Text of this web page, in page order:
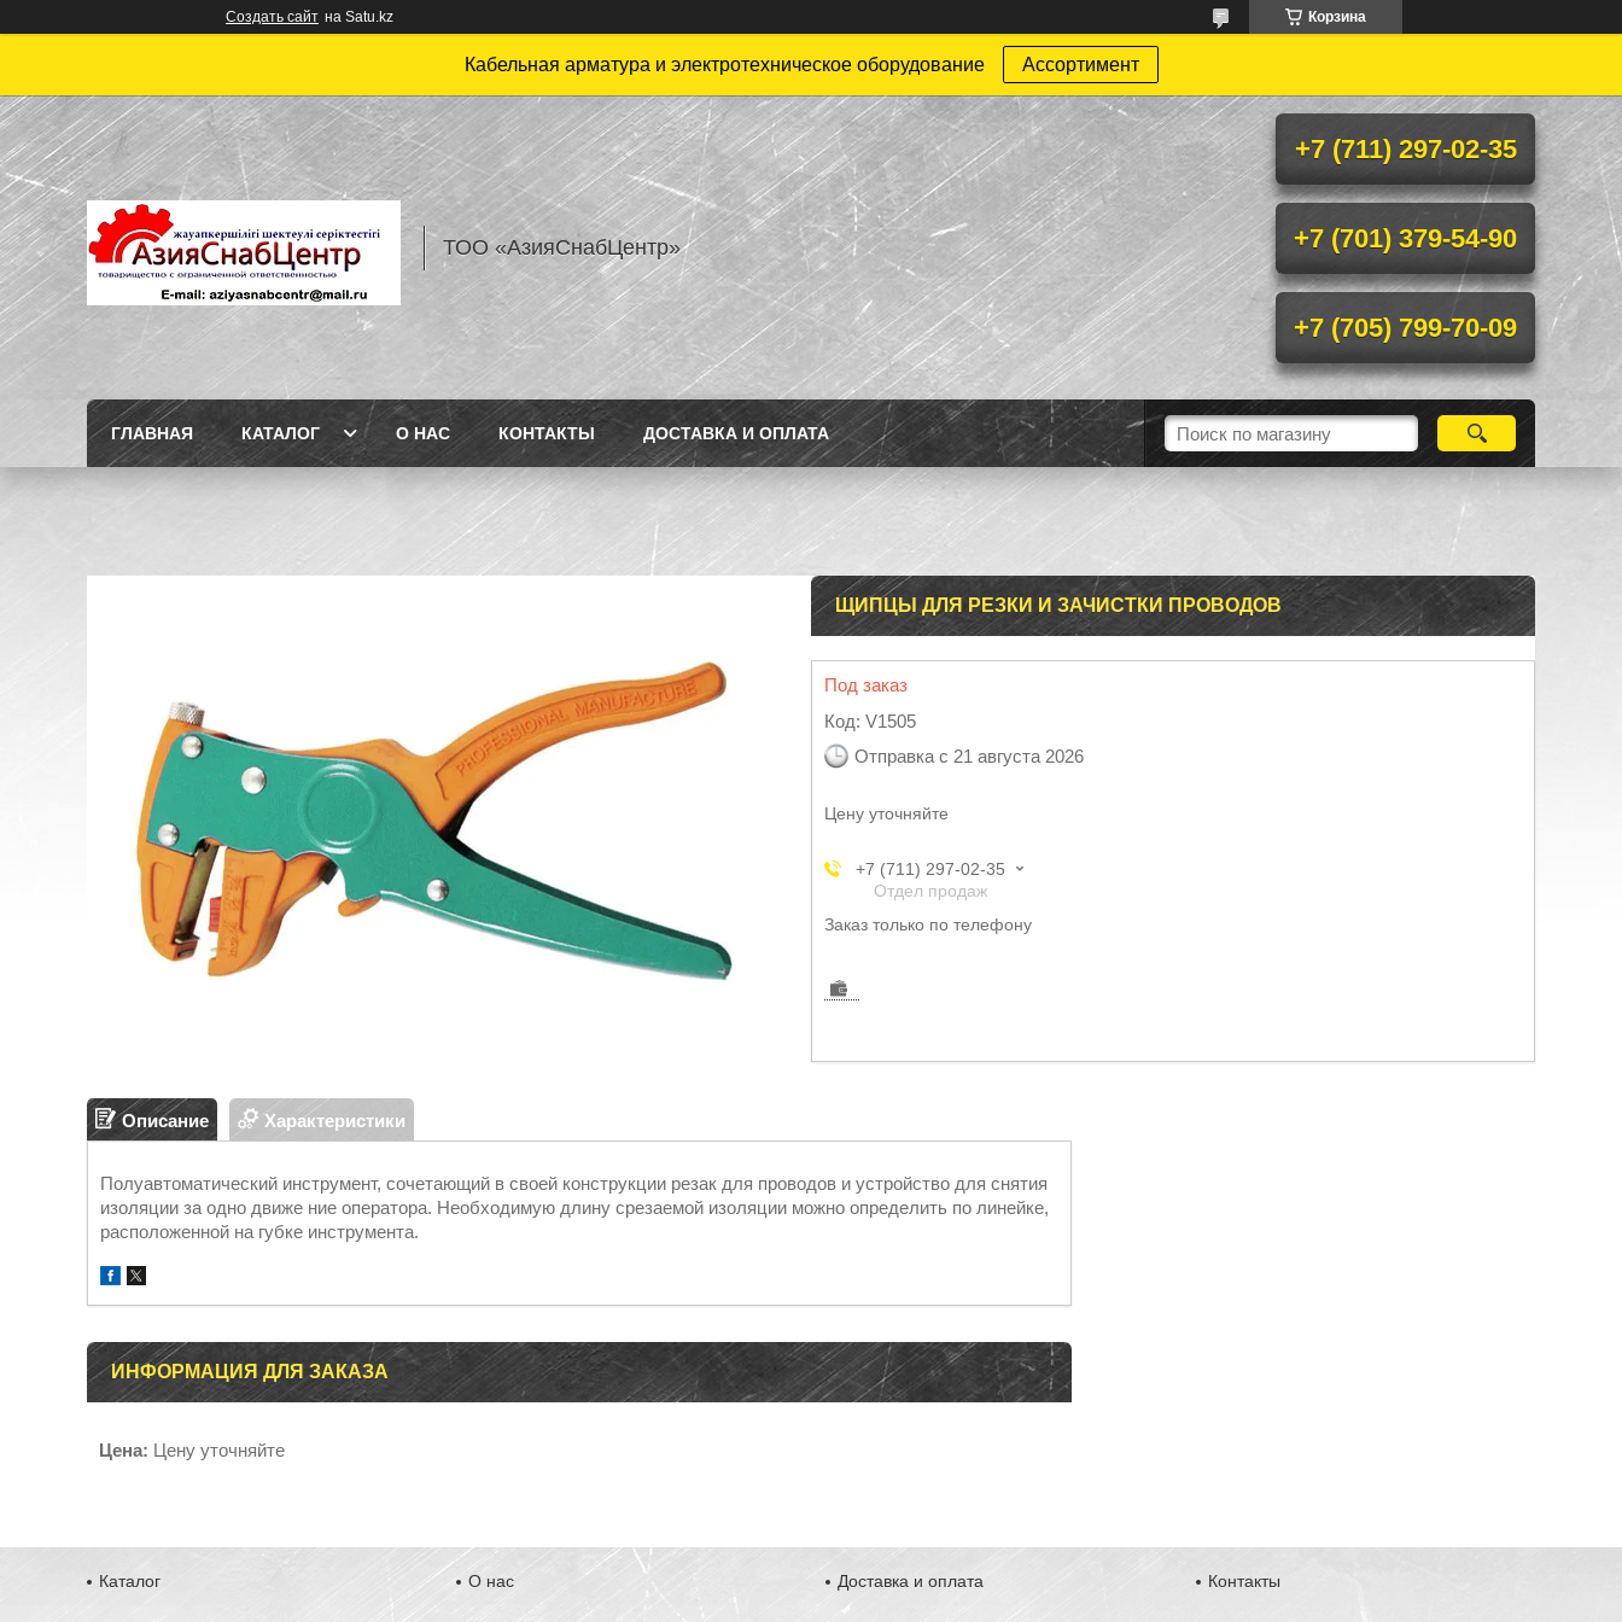
Создать сайт на Satu.kz Корзина
Кабельная арматура и электротехническое оборудование Ассортимент
ТОО «АзияСнабЦентр»
+7 (711) 297-02-35
+7 (701) 379-54-90
+7 (705) 799-70-09
ГЛАВНАЯ КАТАЛОГ О НАС КОНТАКТЫ ДОСТАВКА И ОПЛАТА
ЩИПЦЫ ДЛЯ РЕЗКИ И ЗАЧИСТКИ ПРОВОДОВ
Под заказ
Код: V1505
Отправка с 21 августа 2026
Цену уточняйте
+7 (711) 297-02-35
Отдел продаж
Заказ только по телефону
Описание Характеристики
Полуавтоматический инструмент, сочетающий в своей конструкции резак для проводов и устройство для снятия
изоляции за одно движе ние оператора. Необходимую длину срезаемой изоляции можно определить по линейке,
расположенной на губке инструмента.
ИНФОРМАЦИЯ ДЛЯ ЗАКАЗА
Цена: Цену уточняйте
Каталог О нас Доставка и оплата Контакты